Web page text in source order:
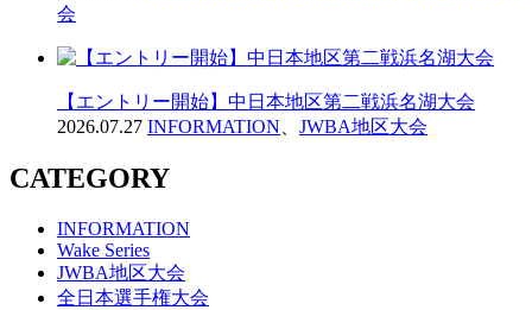
会
【エントリー開始】中日本地区第二戦浜名湖大会
2026.07.27 INFORMATION JWBA地区大会
CATEGORY
INFORMATION
Wake Series
JWBA地区大会
全日本選手権大会